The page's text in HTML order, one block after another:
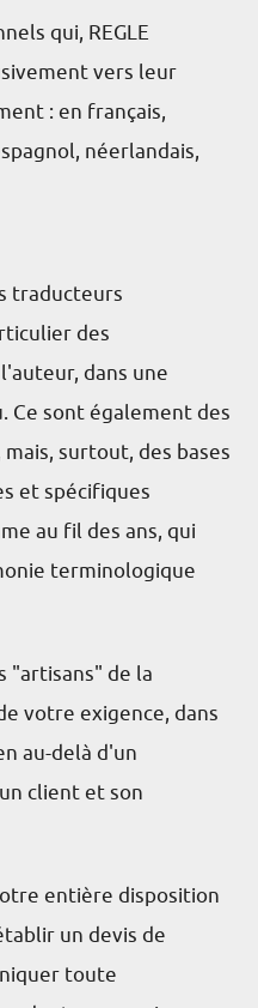
qui, REGLE
vers leur
: en français,
néerlandais,
traducteurs
des
dans une
Ce sont également des
surtout, des bases
et spécifiques
au fil des ans, qui
terminologique
"artisans" de la
votre exigence, dans
au-delà d'un
client et son
entière disposition
un devis de
toute